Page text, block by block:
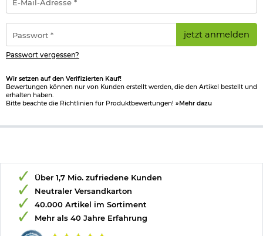
Mail-
Adresse
*
jetzt anmelden
Passwort vergessen?
Wir setzen auf den Verifizierten Kauf!
Bewertungen können nur von Kunden erstellt werden, die den Artikel bestellt und
erhalten haben.
Bitte beachte die Richtlinien für Produktbewertungen! »Mehr dazu
Über 1,7 Mio. zufriedene Kunden
Neutraler Versandkarton
40.000 Artikel im Sortiment
Mehr als 40 Jahre Erfahrung